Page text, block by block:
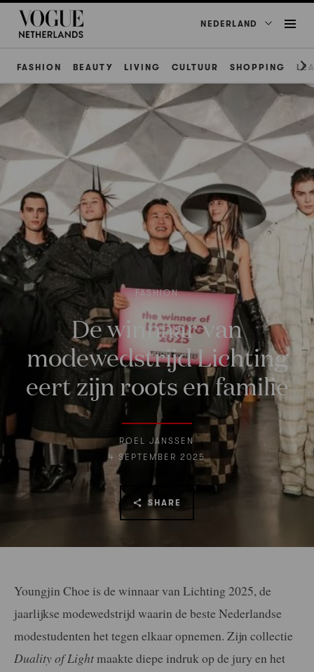
NEDERLAND
FASHION BEAUTY LIVING CULTUUR SHOPPING
FASHION
De winnaar van
modewedstrijd Lichting
eert zijn roots en familie
ROEL JANSSEN
4 SEPTEMBER 2025
SHARE
Youngjin Choe is de winnaar van Lichting 2025, de
jaarlijkse modewedstrijd waarin de beste Nederlandse
modestudenten het tegen elkaar opnemen. Zijn collectie
Duality of Lightmaakte diepe indruk op de jury en het